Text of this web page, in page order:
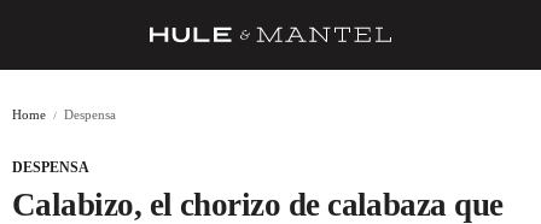
Home Despensa
DESPENSA
Calabizo, el chorizo de calabaza que